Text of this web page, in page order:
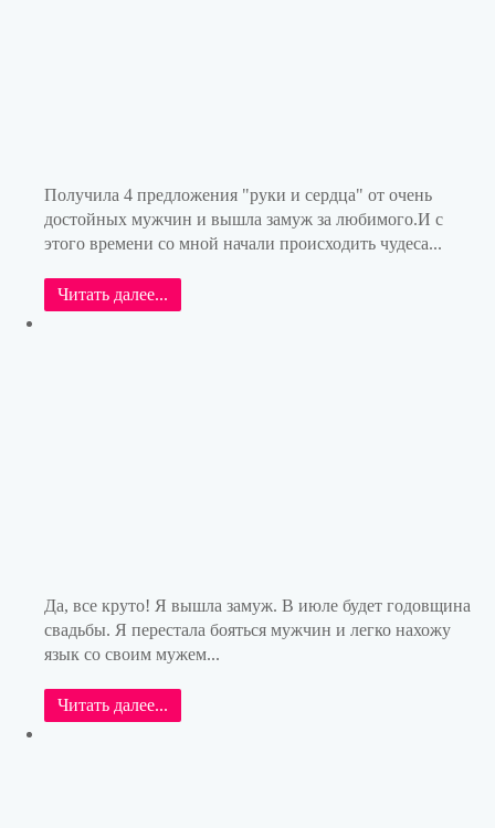
Получила 4 предложения "руки и сердца" от очень
достойных мужчин и вышла замуж за любимого.И с
этого времени со мной начали происходить чудеса...
Читать далее...
Да, все круто! Я вышла замуж. В июле будет годовщина
свадьбы. Я перестала бояться мужчин и легко нахожу
язык со своим мужем...
Читать далее...